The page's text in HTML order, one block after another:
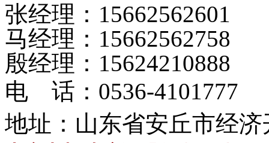
张经理： 15662562601
马经理： 15662562758
殷经理： 15624210888
电 话： 0536-4101777
地址：山东省安丘市经济